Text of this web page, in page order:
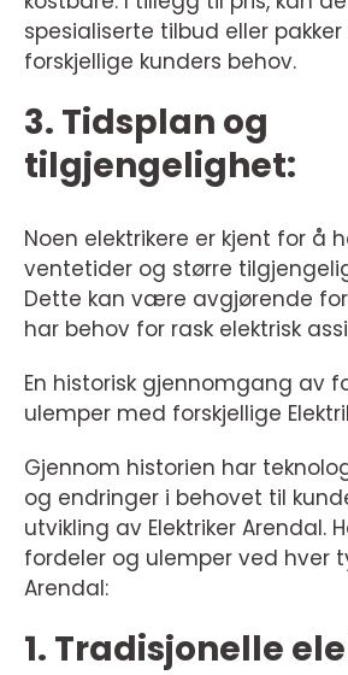
spesialiserte tilbud eller
forskjellige kunders behov.
3. Tidsplan og
tilgjengelighet:
Noen elektrikere er kjent for å
ventetider og større
Dette kan være avgjørende
har behov for rask elektrisk
En historisk gjennomgang av
ulemper med forskjellige
Gjennom historien har
og endringer i behovet til
utvikling av Elektriker Arendal.
fordeler og ulemper ved hver
Arendal:
1. Tradisjonelle